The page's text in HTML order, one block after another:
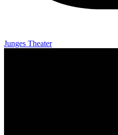
Junges Theater